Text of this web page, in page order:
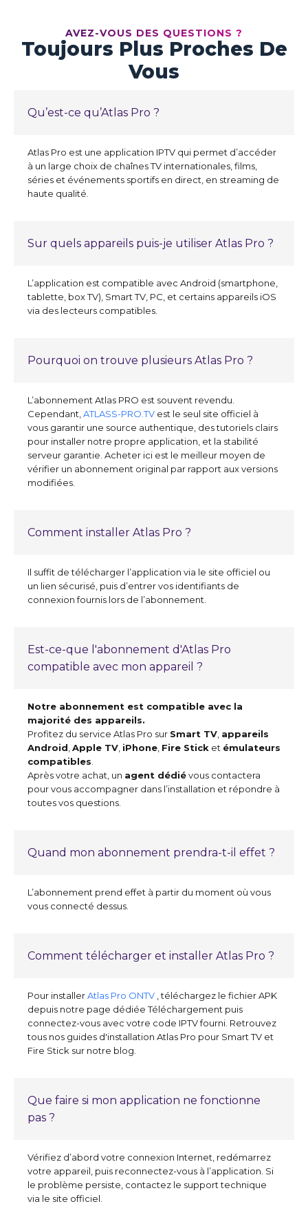
Toujours Plus Proches De
Vous
Qu’est-ce qu’Atlas Pro ?
Atlas Pro est une application IPTV qui permet d’accéder
à un large choix de chaînes TV internationales, films,
séries et événements sportifs en direct, en streaming de
haute qualité.
Sur quels appareils puis-je utiliser Atlas Pro ?
L’application est compatible avec Android (smartphone,
tablette, box TV), Smart TV, PC, et certains appareils iOS
via des lecteurs compatibles.
Pourquoi on trouve plusieurs Atlas Pro ?
L’abonnement Atlas PRO est souvent revendu.
Cependant,ATLASS-PRO.TV est le seul site officiel à
vous garantir une source authentique, des tutoriels clairs
pour installer notre propre application, et la stabilité
serveur garantie. Acheter ici est le meilleur moyen de
vérifier un abonnement original par rapport aux versions
modifiées.
Comment installer Atlas Pro ?
Il suffit de télécharger l’application via le site officiel ou
un lien sécurisé, puis d’entrer vos identifiants de
connexion fournis lors de l’abonnement.
Est-ce-que l'abonnement d'Atlas Pro
compatible avec mon appareil ?
Notre abonnement est compatible avec la
majorité des appareils.
Profitez du service Atlas Pro sur Smart TV, appareils
Android,Apple TV, iPhone, Fire Stick et émulateurs
compatibles.
Après votre achat, un agent dédiévous contactera
pour vous accompagner dans l’installation et répondre à
toutes vos questions.
Quand mon abonnement prendra-t-il effet ?
L’abonnement prend effet à partir du moment où vous
vous connecté dessus.
Comment télécharger et installer Atlas Pro ?
Pour installerAtlas Pro ONTV , téléchargez le fichier APK
depuis notre page dédiée Téléchargement puis
connectez-vous avec votre code IPTV fourni. Retrouvez
tous nos guides d'installation Atlas Pro pour Smart TV et
Fire Stick sur notre blog.
Que faire si mon application ne fonctionne
pas ?
Vérifiez d’abord votre connexion Internet, redémarrez
votre appareil, puis reconnectez-vous à l’application. Si
le problème persiste, contactez le support technique
via le site officiel.
AVEZ-VOUS DES QUESTIONS ?